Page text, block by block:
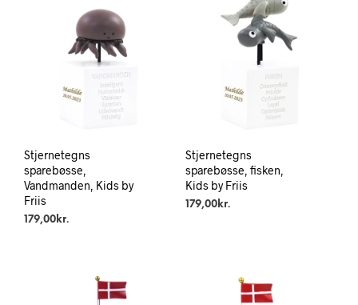
Stjernetegns
sparebøsse,
Vandmanden, Kids by
Friis
179,00 kr.
Stjernetegns
sparebøsse, fisken,
Kids by Friis
179,00kr.